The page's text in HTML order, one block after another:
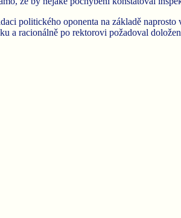
politického oponenta na základě naprosto
a racionálně po rektorovi požadoval